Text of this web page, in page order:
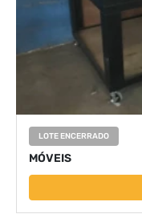
LOTE ENCERRADO
MÓVEIS